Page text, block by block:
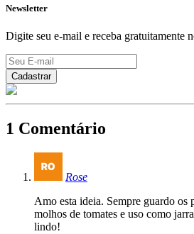
Newsletter
Digite seu e-mail e receba gratuitamente
1 Comentário
Rose
Amo esta ideia. Sempre guardo os
molhos de tomates e uso como
lindo!